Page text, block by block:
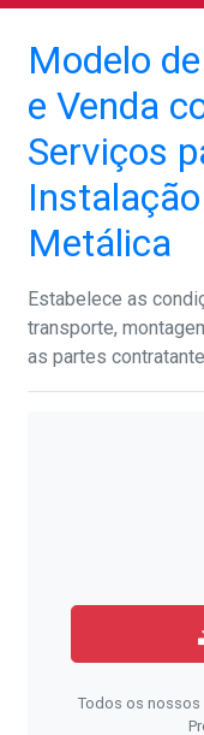
Modelo
e Venda
Serviços
Metálica
Estabelece as
transporte,
as partes
Todos os nossos